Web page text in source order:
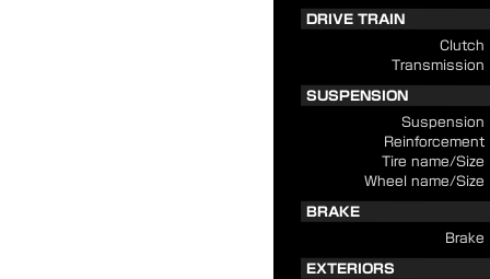
DRIVE TRAIN
Clutch
Transmission
SUSPENSION
Suspension
Reinforcement
Tire name/Size
Wheel name/Size
BRAKE
Brake
EXTERIORS